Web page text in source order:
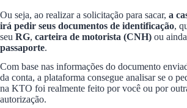
Ou seja, ao realizar a solicitação para sacar, a
irá pedir seus documentos de identificação,
seu RG, carteira de motorista (CNH) ou
passaporte.
Com base nas informações do documento
da conta, a plataforma consegue analisar se o
na KTO foi realmente feito por você ou por
autorização.